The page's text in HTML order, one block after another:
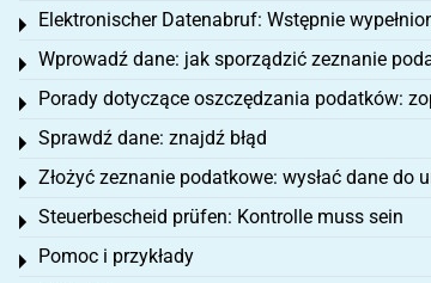
Elektronischer Datenabruf: Wstępnie
Toggle menu
Wprowadź dane: jak sporządzić zeznanie
Toggle menu
Porady dotyczące oszczędzania podatków:
Toggle menu
Sprawdź dane: znajdź błąd
Toggle menu
Złożyć zeznanie podatkowe: wysłać dane do
Toggle menu
Steuerbescheid prüfen: Kontrolle muss sein
Toggle menu
Pomoc i przykłady
Toggle menu